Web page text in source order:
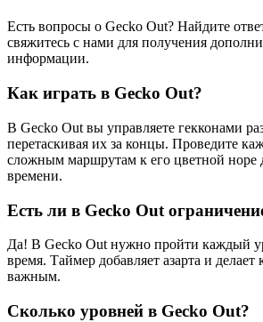
Есть вопросы о Gecko Out? Найдите
свяжитесь с нами для получения
информации.
Как играть в Gecko Out?
В Gecko Out вы управляете гекконами
перетаскивая их за концы. Проведите
сложным маршрутам к его цветной норе
времени.
Есть ли в Gecko Out
Да! В Gecko Out нужно пройти каждый
время. Таймер добавляет азарта и делает
важным.
Сколько уровней в Gecko Out?